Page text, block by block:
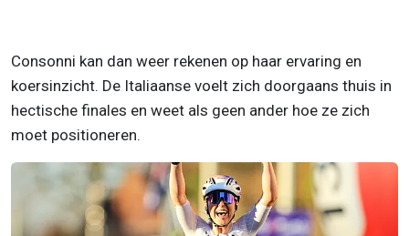
Consonni kan dan weer rekenen op haar ervaring en
koersinzicht. De Italiaanse voelt zich doorgaans thuis in
hectische finales en weet als geen ander hoe ze zich
moet positioneren.